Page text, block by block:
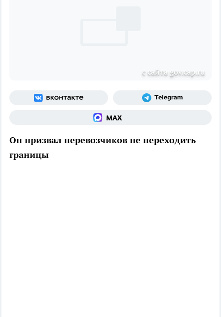
с сайта gov.cap.ru
Он призвал перевозчиков не переходить
границы